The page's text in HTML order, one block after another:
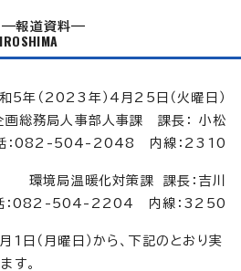
報道資料
5年（2023年）4月25日（火曜日）
画総務局人事部人事課 課長： 小松
：082-504-2048 内線：2310
環境局温暖化対策課 課長：吉川
：082-504-2204 内線：3250
1日（月曜日）から、下記のとおり実
す。